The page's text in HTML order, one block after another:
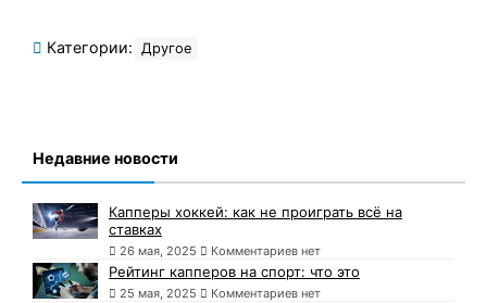
Категории: Другое
Недавние новости
Капперы хоккей: как не проиграть всё на
ставках
26 мая, 2025 Комментариев нет
Рейтинг капперов на спорт: что это
25 мая, 2025 Комментариев нет